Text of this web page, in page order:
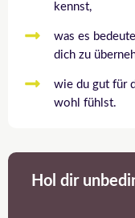
kennst,
was es
dich zu
wie du gut für
wohl fühlst.
Hol dir